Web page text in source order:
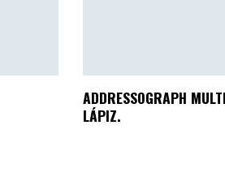
ADDRESSOGRAPH
LÁPIZ.